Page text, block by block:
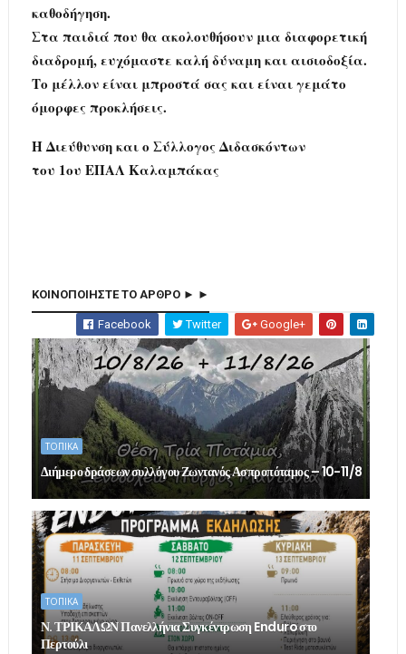
καθοδήγηση.
Στα παιδιά που θα ακολουθήσουν μια διαφορετική
διαδρομή, ευχόμαστε καλή δύναμη και αισιοδοξία.
Το μέλλον είναι μπροστά σας και είναι γεμάτο
όμορφες προκλήσεις.
Η Διεύθυνση και ο Σύλλογος Διδασκόντων
του 1ου ΕΠΑΛ Καλαμπάκας
ΚΟΙΝΟΠΟΙΗΣΤΕ ΤΟ ΑΡΘΡΟ ► ►
Facebook Twitter Google+
ΤΟΠΙΚΑ
Διήμερο δράσεων συλλόγου Ζωντανός Ασπροπόταμος – 10-11/8
ΤΟΠΙΚΑ
Ν. ΤΡΙΚΑΛΩΝ Πανελλήνια Συγκέντρωση Enduro στο
Περτούλι